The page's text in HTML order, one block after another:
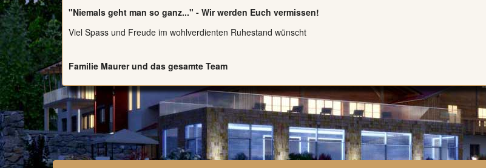
"Niemals geht man so ganz..." - Wir werden Euch vermissen!
Viel Spass und Freude im wohlverdienten Ruhestand wünscht
Familie Maurer und das gesamte Team